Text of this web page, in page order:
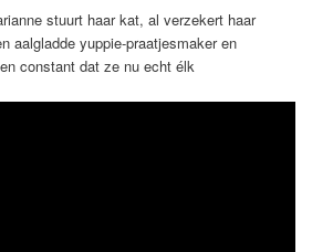
stuurt haar kat, al verzekert haar
aalgladde yuppie-praatjesmaker en
constant dat ze nu echt élk